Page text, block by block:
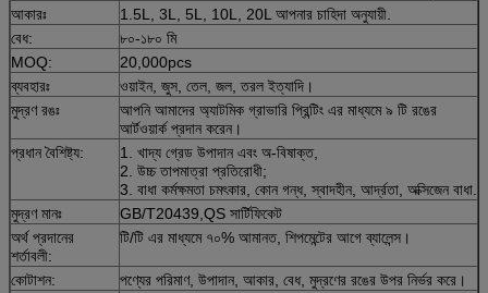
আকারঃ
1.5L, 3L, 5L, 10L, 20L আপনার চাহিদা অনুযায়ী.
বেধ:
৮০-১৮০ মি
MOQ:
20,000pcs
ব্যবহারঃ
ওয়াইন, জুস, তেল, জল, তরল ইত্যাদি।
মুদ্রণ রঙঃ
আপনি আমাদের অ্যাটমিক গ্রাভারি প্রিন্টিং এর মাধ্যমে ৯ টি রঙের
আর্টওয়ার্ক প্রদান করেন।
প্রধান বৈশিষ্ট্য:
1. খাদ্য গ্রেড উপাদান এবং অ-বিষাক্ত,
2. উচ্চ তাপমাত্রা প্রতিরোধী;
3. বাধা কর্মক্ষমতা চমৎকার, কোন গন্ধ, স্বাদহীন, আর্দ্রতা, অক্সিজেন বাধা.
মুদ্রণ মানঃ
GB/T20439,QS সার্টিফিকেট
অর্থ প্রদানের
শর্তাবলী:
টি/টি এর মাধ্যমে ৭০% আমানত, শিপমেন্টের আগে ব্যালেন্স।
কোটাশন:
পণ্যের পরিমাণ, উপাদান, আকার, বেধ, মুদ্রণের রঙের উপর নির্ভর করে।